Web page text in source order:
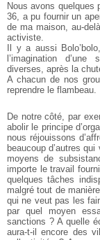
Nous avons quelques
36, a pu fournir un
de ma maison, au-
activiste.
Il y a aussi
l’imagination
diverses, après la
A chacun de nos
reprendre le flambeau.
De notre côté, par
abolir le principe
nous réjouissons
beaucoup d’autres
moyens de
importe le travail
quelques tâches
malgré tout de
qui ne veut pas les
par quel moyen
sanctions ? A quelle
aura-t-il encore des